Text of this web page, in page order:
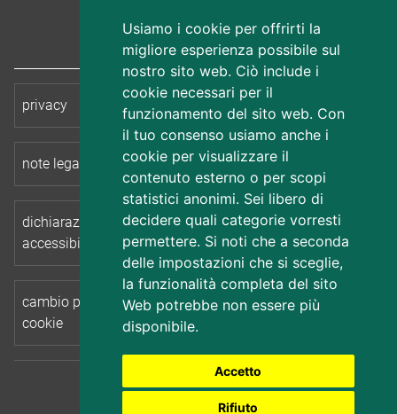
Usiamo i cookie per offrirti la
migliore esperienza possibile sul
nostro sito web. Ciò include i
cookie necessari per il
funzionamento del sito web. Con
il tuo consenso usiamo anche i
cookie per visualizzare il
contenuto esterno o per scopi
statistici anonimi. Sei libero di
decidere quali categorie vorresti
permettere. Si noti che a seconda
delle impostazioni che si sceglie,
la funzionalità completa del sito
Web potrebbe non essere più
disponibile.
Accetto
Rifiuto
Seguici su Facebook
Seguici su Linkedin
privacy cookie
note legali accessibilità
dichiarazione di
accessibilità
mappa del sito
cambio preferenze
cookie
Insiel